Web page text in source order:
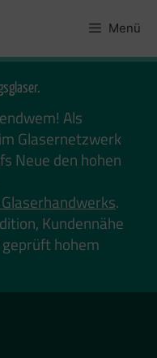
Menü
Als
im Glasernetzwerk
Neue den hohen
.
Kundennähe
hohem